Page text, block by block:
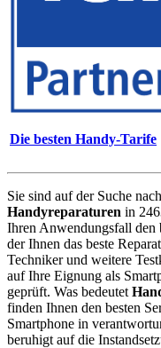
Die besten Handy-Tarife
Sie sind auf der Suche
Handyreparaturen in
Ihren Anwendungsfall den
der Ihnen das beste
Techniker und weitere
auf Ihre Eignung als
geprüft. Was bedeutet
finden Ihnen den besten
Smartphone in
beruhigt auf die